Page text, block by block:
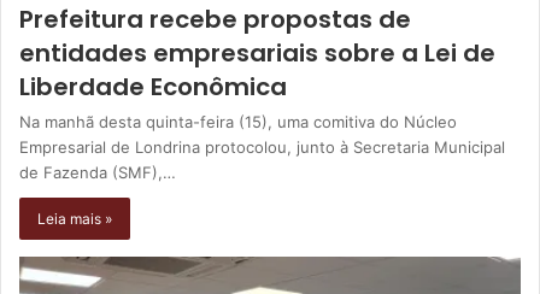
Prefeitura recebe propostas de
entidades empresariais sobre a Lei de
Liberdade Econômica
Na manhã desta quinta-feira (15), uma comitiva do Núcleo
Empresarial de Londrina protocolou, junto à Secretaria Municipal
de Fazenda (SMF),…
Leia mais »